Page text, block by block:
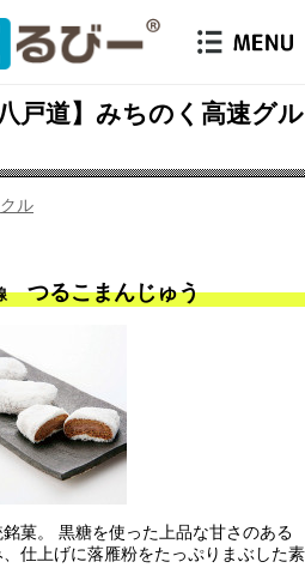
戸道】みちのく高速グル
クル
線つるこまんじゅう
菓。 黒糖を使った上品な甘さのある
仕上げに落雁粉をたっぷりまぶした素